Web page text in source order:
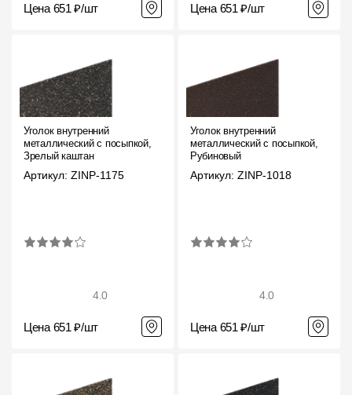
Цена 651 ₽/шт Цена 651 ₽/шт
Уголок внутренний
металлический с посыпкой,
Зрелый каштан
Артикул: ZINP-1175
4.0
Цена 651 ₽/шт
Уголок внутренний
металлический с посыпкой,
Рубиновый
Артикул: ZINP-1018
4.0
Цена 651 ₽/шт